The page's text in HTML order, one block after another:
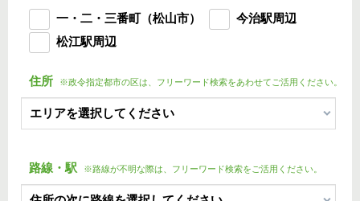
一・二・三番町（松山市）
今治駅周辺
松江駅周辺
住所 ※政令指定都市の区は、フリーワード検索をあわせてご活用ください。
路線・駅 ※路線が不明な際は、フリーワード検索をご活用ください。